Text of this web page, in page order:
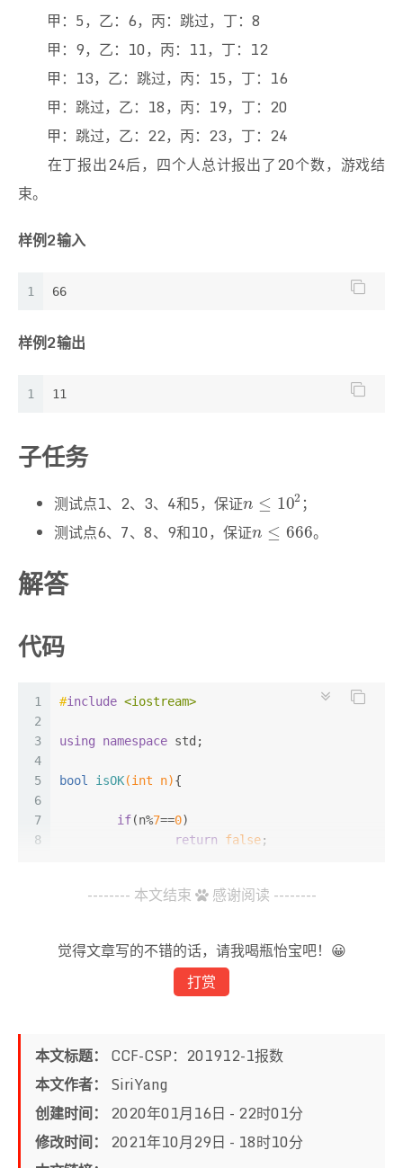
甲：5，乙：6，丙：跳过，丁：8
甲：9，乙：10，丙：11，丁：12
甲：13，乙：跳过，丙：15，丁：16
甲：跳过，乙：18，丙：19，丁：20
甲：跳过，乙：22，丙：23，丁：24
在丁报出24后，四个人总计报出了20个数，游戏结
束。
样例2输入
1 66
样例2输出
1 11
子任务
测试点1、2、3、4和5，保证n ≤ 102
n≤10 2
；
测试点6、7、8、9和10，保证n ≤ 666
n≤666 。
解答
代码
1
2
3
4
5
6
7
8
19
20
22
23
#include <iostream>
using namespace std;
bool isOK(int n){
if(n%7==0)
return
false;
if(n% 10==7)
	}
true;
int main(int argc, char** argv)
res[
int n;
int num=1 ;
-------- 本文结束 感谢阅读 --------
觉得文章写的不错的话，请我喝瓶怡宝吧！😀
打赏
本文标题： CCF-CSP：201912-1报数
本文作者： SiriYang
创建时间： 2020年01月16日 - 22时01分
修改时间： 2021年10月29日 - 18时10分